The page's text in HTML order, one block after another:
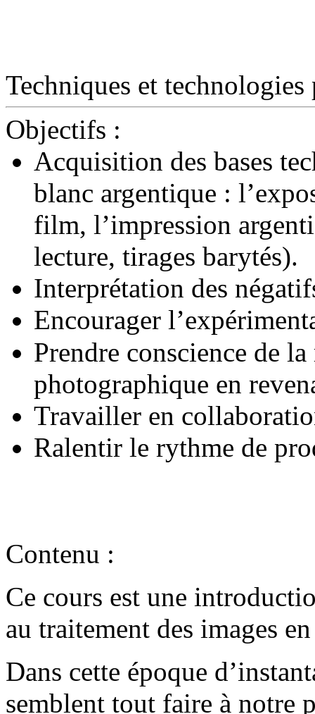
Techniques et
Objectifs :
Acquisition des bases
blanc argentique :
film, l’impression
lecture, tirages barytés).
Interprétation des
Encourager
Prendre conscience de
photographique en
Travailler en
Ralentir le rythme de
Contenu :
Ce cours est une
au traitement des images
Dans cette époque
semblent tout faire à notre